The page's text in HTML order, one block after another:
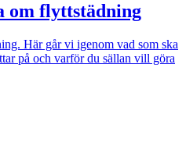
om flyttstädning
Här går vi igenom vad som ska
på och varför du sällan vill göra